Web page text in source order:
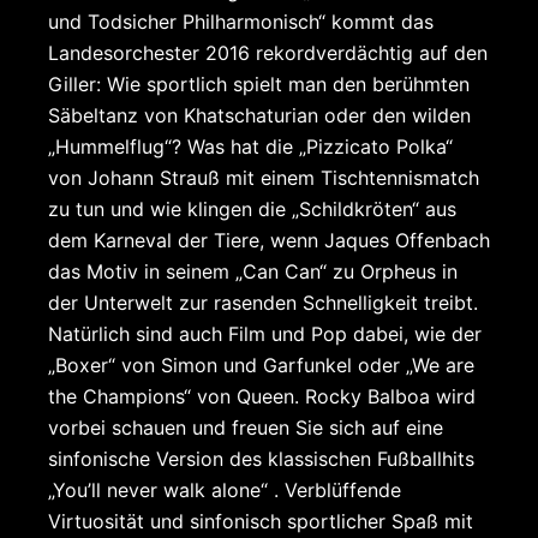
und Todsicher Philharmonisch“ kommt das
Landesorchester 2016 rekordverdächtig auf den
Giller: Wie sportlich spielt man den berühmten
Säbeltanz von Khatschaturian oder den wilden
„Hummelflug“? Was hat die „Pizzicato Polka“
von Johann Strauß mit einem Tischtennismatch
zu tun und wie klingen die „Schildkröten“ aus
dem Karneval der Tiere, wenn Jaques Offenbach
das Motiv in seinem „Can Can“ zu Orpheus in
der Unterwelt zur rasenden Schnelligkeit treibt.
Natürlich sind auch Film und Pop dabei, wie der
„Boxer“ von Simon und Garfunkel oder „We are
the Champions“ von Queen. Rocky Balboa wird
vorbei schauen und freuen Sie sich auf eine
sinfonische Version des klassischen Fußballhits
„You’ll never walk alone“ . Verblüffende
Virtuosität und sinfonisch sportlicher Spaß mit